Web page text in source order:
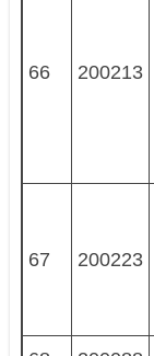
66 200213
67 200223